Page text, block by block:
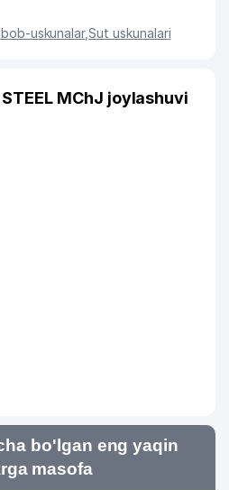
uskunalar, Sut uskunalari
MChJ joylashuvi
bo'lgan eng yaqin
masofa